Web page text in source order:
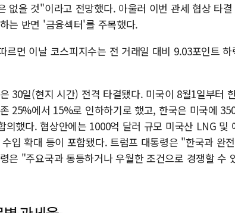
없을 것"이라고 전망했다. 아울러 이번 관세 협상 타
는 반면 '금융섹터'를 주목했다.
르면 이날 코스피지수는 전 거래일 대비 9.03포인트
30일(현지 시간) 전격 타결됐다. 미국이 8월1일부터
25%에서 15%로 인하하기로 했고, 한국은 미국에
의했다. 협상안에는 1000억 달러 규모 미국산 LNG 및
입 확대 등이 포함됐다. 트럼프 대통령은 "한국과 완
은 "주요국과 동등하거나 우월한 조건으로 경쟁할 수